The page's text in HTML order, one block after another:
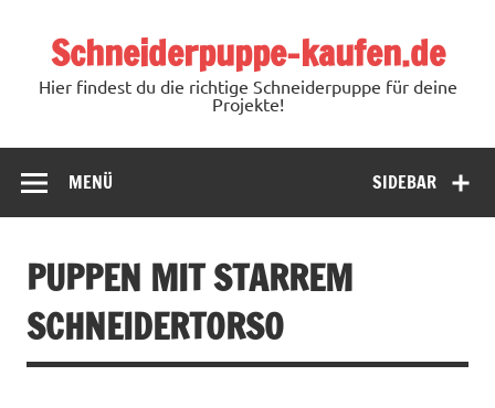
Schneiderpuppe-kaufen.de
Hier findest du die richtige Schneiderpuppe für deine
Projekte!
SIDEBAR
MENÜ
PUPPEN MIT STARREM
SCHNEIDERTORSO